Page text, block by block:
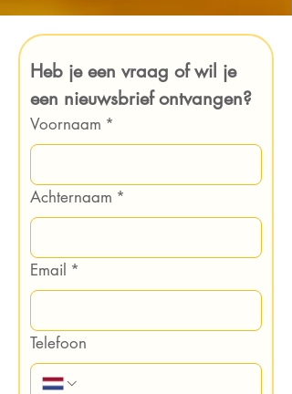
Heb je een vraag of wil je
een nieuwsbrief ontvangen?
Voornaam *
Achternaam *
Email *
Telefoon